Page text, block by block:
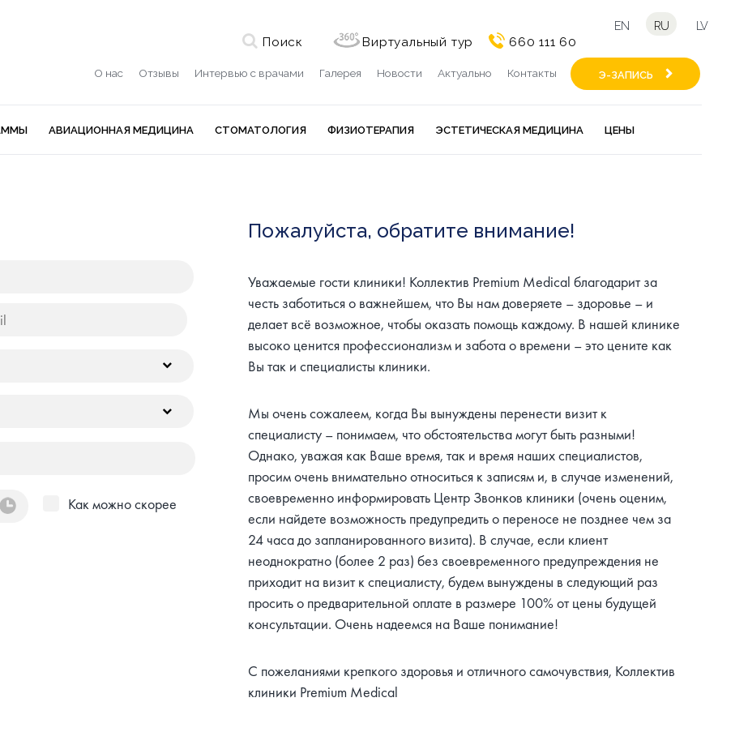
Поиск Виртуальный тур 660 111 60
EN RU LV
О нас Отзывы Интервью с врачами Галерея Новости Актуально Контакты Э-ЗАПИСЬ
АВИАЦИОННАЯ МЕДИЦИНА СТОМАТОЛОГИЯ ФИЗИОТЕРАПИЯ ЭСТЕТИЧЕСКАЯ МЕДИЦИНА ЦЕНЫ
Как можно скорее
Пожалуйста, обратите внимание!
Уважаемые гости клиники! Коллектив Premium Medical благодарит за
честь заботиться о важнейшем, что Вы нам доверяете – здоровье – и
делает всё возможное, чтобы оказать помощь каждому. В нашей клинике
высоко ценится профессионализм и забота о времени – это цените как
Вы так и специалисты клиники.
Мы очень сожалеем, когда Вы вынуждены перенести визит к
специалисту – понимаем, что обстоятельства могут быть разными!
Однако, уважая как Ваше время, так и время наших специалистов,
просим очень внимательно относиться к записям и, в случае изменений,
своевременно информировать Центр Звонков клиники (очень оценим,
если найдете возможность предупредить о переносе не позднее чем за
24 часа до запланированного визита). В случае, если клиент
неоднократно (более 2 раз) без своевременного предупреждения не
приходит на визит к специалисту, будем вынуждены в следующий раз
просить о предварительной оплате в размере 100% от цены будущей
консультации. Очень надеемся на Ваше понимание!
С пожеланиями крепкого здоровья и отличного самочувствия, Коллектив
клиники Premium Medical